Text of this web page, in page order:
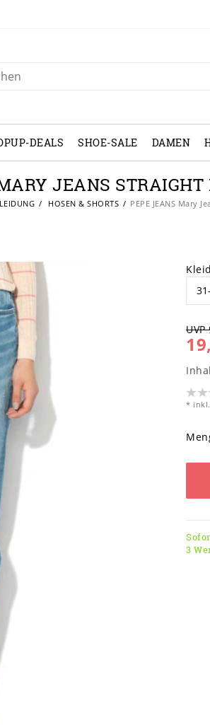
DEALS SHOE-SALE DAMEN
JEANS
HOSEN & SHORTS PEPE JEANS Mary
UVP
* inkl.
3